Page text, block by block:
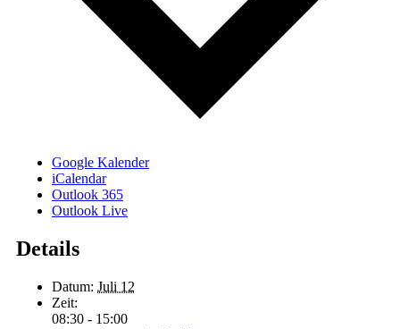
Google Kalender
iCalendar
Outlook 365
Outlook Live
Details
Datum: Juli 12
Zeit:
08:30 - 15:00